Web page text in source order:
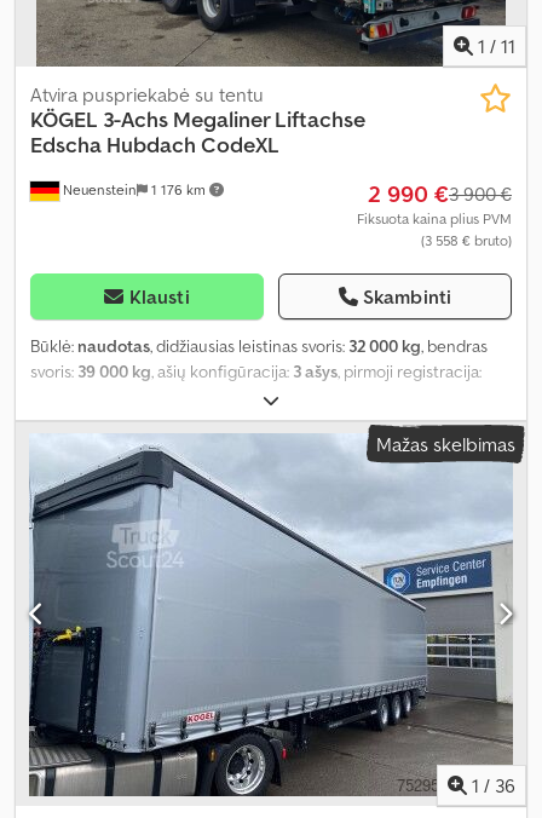
1 / 11
Neuenstein 1 176 km
Atvira puspriekabė su tentu
KÖGEL 3-Achs Megaliner Liftachse
Edscha Hubdach CodeXL
2 990 €3 900 €
Fiksuota kaina plius PVM
(3 558 € bruto)
Klausti Skambinti
Būklė: naudotas, didžiausias leistinas svoris: 32 000 kg, bendras
svoris: 39 000 kg, ašių konfigūracija: 3 ašys, pirmoji registracija:
13 630 mm
2 480 mm, krovos erdvės aukštis:3 000 mm, krovinio erdvės tūris:
, Įranga:ABS, Mažas skelbimas
1 / 36